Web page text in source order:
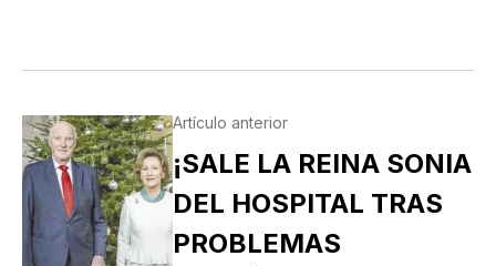
Artículo anterior
¡SALE LA REINA SONIA
DEL HOSPITAL TRAS
PROBLEMAS